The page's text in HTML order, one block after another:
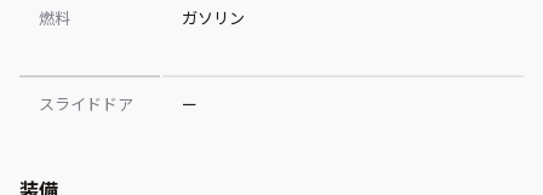
燃料 ガソリン
スライドドア ー
装備